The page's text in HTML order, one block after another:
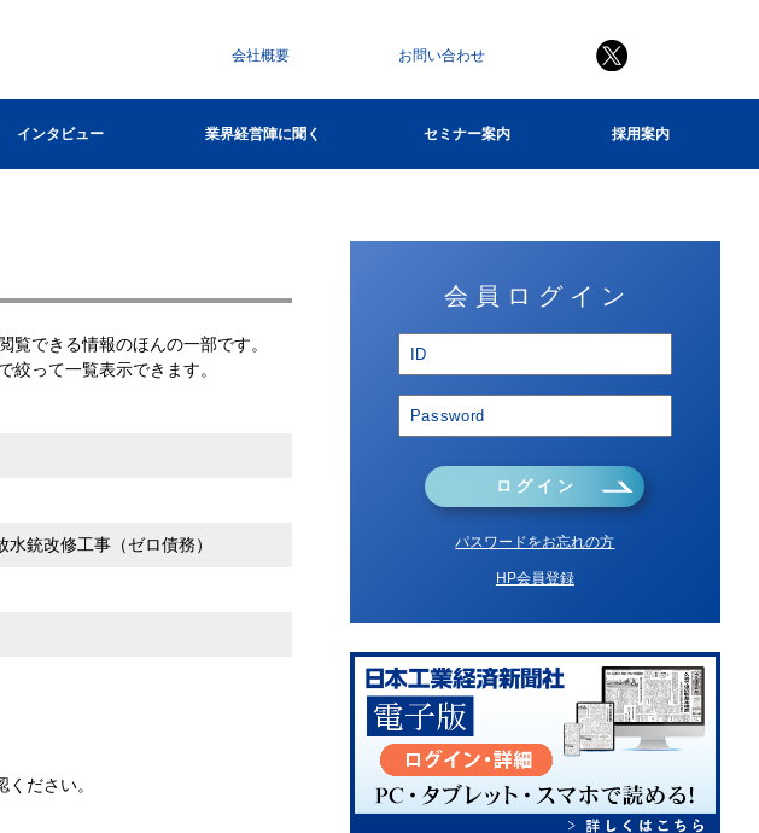
会社概要 お問い合わせ
インタビュー 業界経営陣に聞く セミナー案内 採用案内
覧できる情報のほんの一部です。
絞って一覧表示できます。
銃改修工事（ゼロ債務）
ださい。
会 員 ロ グ イ ン
ロ グ イ ン
パスワードをお忘れの方
HP会員登録